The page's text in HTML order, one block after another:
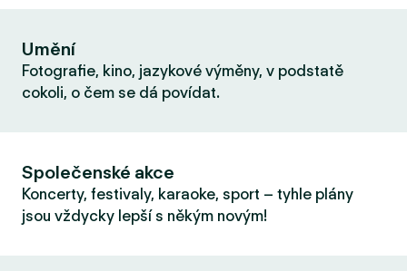
Umění
Fotografie, kino, jazykové výměny, v podstatě
cokoli, o čem se dá povídat.
Společenské akce
Koncerty, festivaly, karaoke, sport – tyhle plány
jsou vždycky lepší s někým novým!